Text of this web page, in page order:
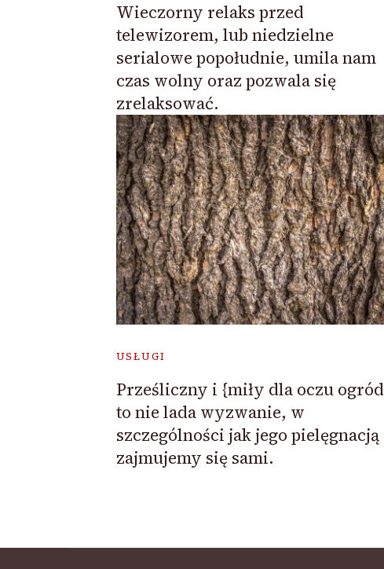
Wieczorny relaks przed
telewizorem, lub niedzielne
serialowe popołudnie, umila nam
czas wolny oraz pozwala się
zrelaksować.
USŁUGI
Prześliczny i {miły dla oczu ogród
to nie lada wyzwanie, w
szczególności jak jego pielęgnacją
zajmujemy się sami.